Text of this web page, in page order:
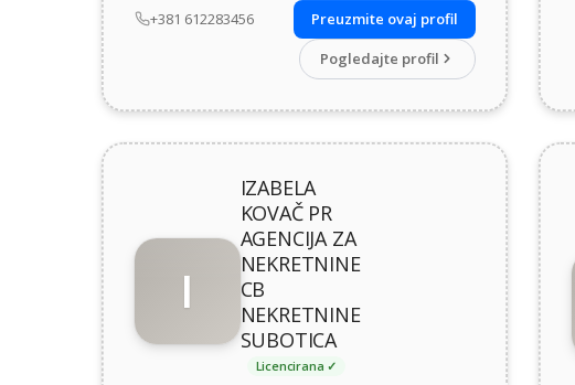
+381 612283456
Preuzmite ovaj profil
Pogledajte profil
I
IZABELA
KOVAČ PR
AGENCIJA ZA
NEKRETNINE
CB
NEKRETNINE
SUBOTICA
Licencirana ✓